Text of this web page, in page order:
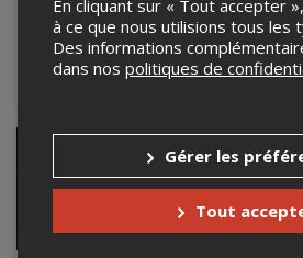
anecdo-storique
20 août 2026, 14h00
Église Saint-Georges
Cacouna, Cacouna, QC
20
En cliquant sur « Tout accepter
à ce que nous utilisions tous les
Des informations
dans nos politiques de
Gérer les
Tout